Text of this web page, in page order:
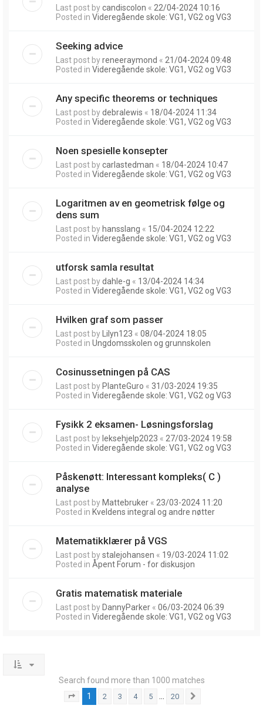
Last post bycandiscolon « 22/04-2024 10:16
Posted in Videregående skole: VG1, VG2 og VG3
Seeking advice
Last post byreneeraymond « 21/04-2024 09:48
Posted in Videregående skole: VG1, VG2 og VG3
Any specific theorems or techniques
Last post bydebralewis « 18/04-2024 11:34
Posted in Videregående skole: VG1, VG2 og VG3
Noen spesielle konsepter
Last post bycarlastedman « 18/04-2024 10:47
Posted in Videregående skole: VG1, VG2 og VG3
Logaritmen av en geometrisk følge og
dens sum
Last post by hansslang « 15/04-2024 12:22
Posted in Videregående skole: VG1, VG2 og VG3
utforsk samla resultat
Last post bydahle-g « 13/04-2024 14:34
Posted in Videregående skole: VG1, VG2 og VG3
Hvilken graf som passer
Last post by Lilyn123 « 08/04-2024 18:05
Posted in Ungdomsskolen og grunnskolen
Cosinussetningen på CAS
Last post by PlanteGuro « 31/03-2024 19:35
Posted in Videregående skole: VG1, VG2 og VG3
Fysikk 2 eksamen- Løsningsforslag
Last post by leksehjelp2023 « 27/03-2024 19:58
Posted in Videregående skole: VG1, VG2 og VG3
Påskenøtt: Interessant kompleks( C )
analyse
Last post by Mattebruker « 23/03-2024 11:20
Posted in Kveldens integral og andre nøtter
Matematikklærer på VGS
Last post bystalejohansen « 19/03-2024 11:02
Posted in Åpent Forum - for diskusjon
Gratis matematisk materiale
Last post by DannyParker « 06/03-2024 06:39
Posted in Videregående skole: VG1, VG2 og VG3
Search found more than 1000 matches
Page of 20
1 2 3 4 5 20